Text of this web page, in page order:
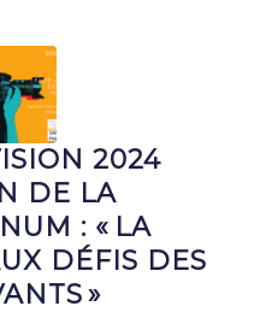
2024
DE LA
: « LA
DÉFIS DES
»